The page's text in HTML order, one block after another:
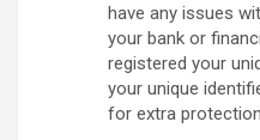
have any issues
your bank or
registered your
your unique
for extra